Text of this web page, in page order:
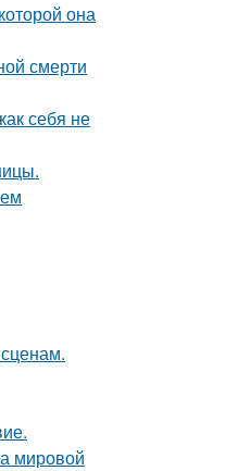
она
смерти
себя не
мировой